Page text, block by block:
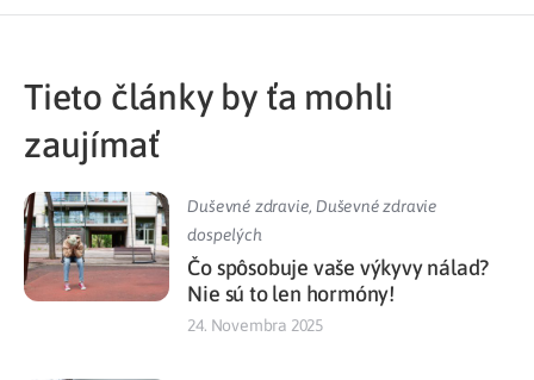
Tieto články by ťa mohli
zaujímať
Duševné zdravie,Duševné zdravie
dospelých
Čo spôsobuje vaše výkyvy nálad?
Nie sú to len hormóny!
24. Novembra 2025